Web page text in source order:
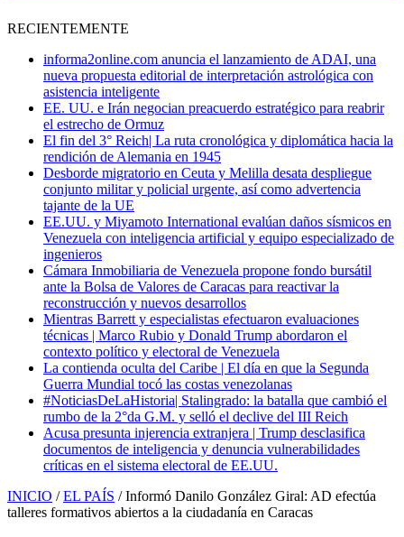
RECIENTEMENTE
informa2online.com anuncia el lanzamiento de ADAI, una
nueva propuesta editorial de interpretación astrológica con
asistencia inteligente
EE. UU. e Irán negocian preacuerdo estratégico para reabrir
el estrecho de Ormuz
El fin del 3° Reich| La ruta cronológica y diplomática hacia la
rendición de Alemania en 1945
Desborde migratorio en Ceuta y Melilla desata despliegue
conjunto militar y policial urgente, así como advertencia
tajante de la UE
EE.UU. y Miyamoto International evalúan daños sísmicos en
Venezuela con inteligencia artificial y equipo especializado de
ingenieros
Cámara Inmobiliaria de Venezuela propone fondo bursátil
ante la Bolsa de Valores de Caracas para reactivar la
reconstrucción y nuevos desarrollos
Mientras Barrett y especialistas efectuaron evaluaciones
técnicas | Marco Rubio y Donald Trump abordaron el
contexto político y electoral de Venezuela
La contienda oculta del Caribe | El día en que la Segunda
Guerra Mundial tocó las costas venezolanas
#NoticiasDeLaHistoria| Stalingrado: la batalla que cambió el
rumbo de la 2°da G.M. y selló el declive del III Reich
Acusa presunta injerencia extranjera | Trump desclasifica
documentos de inteligencia y denuncia vulnerabilidades
críticas en el sistema electoral de EE.UU.
INICIO / EL PAÍS / Informó Danilo González Giral: AD efectúa
talleres formativos abiertos a la ciudadanía en Caracas